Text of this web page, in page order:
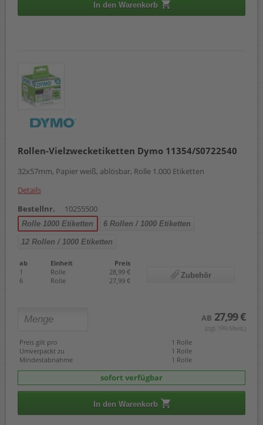
In den Warenkorb
Rollen-Vielzwecketiketten Dymo 11354/S0722540
32x57mm, Papier weiß, ablösbar, Rolle 1.000 Etiketten
Details
Bestellnr.
10255500
Rolle 1000 Etiketten 6 Rollen / 1000 Etiketten
12 Rollen / 1000 Etiketten
ab Einheit
Preis
1
Rolle
28,99 €
6
Rolle 27,99 €
Zubehör
AB 27,99 €
(zzgl. 19% Mwst.)
Preis gilt pro
1 Rolle
Umverpackt zu
1 Rolle
Mindestabnahme
1 Rolle
sofort verfügbar
In den Warenkorb